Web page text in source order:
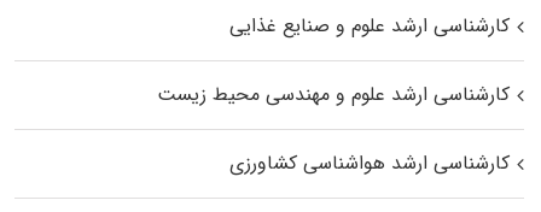
کارشناسی ارشد علوم و صنایع غذایی
کارشناسی ارشد علوم و مهندسی محیط زیست
کارشناسی ارشد هواشناسی کشاورزی